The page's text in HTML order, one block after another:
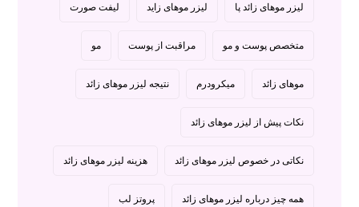
لیزر موهای زائد پا لیزر موهای زاید لیفت صورت
متخصص پوست و مو مراقبت از پوست مو
موهای زائد میکرودرم نتیجه لیزر موهای زائد
نکات پیش از لیزر موهای زائد
نکاتی در خصوص لیزر موهای زائد هزینه لیزر موهای زائد
همه چیز درباره لیزر موهای زائد پروتز لب